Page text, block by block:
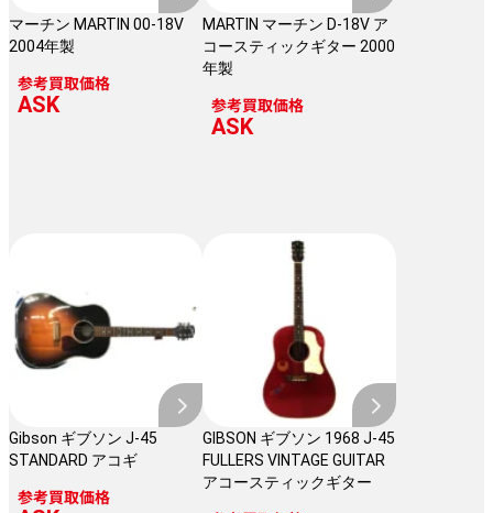
マーチン MARTIN 00-18V
2004年製
参考買取価格
ASK
MARTIN マーチン D-18V ア
コースティックギター 2000
年製
参考買取価格
ASK
Gibson ギブソン J-45
STANDARD アコギ
参考買取価格
GIBSON ギブソン 1968 J-45
FULLERS VINTAGE GUITAR
アコースティックギター